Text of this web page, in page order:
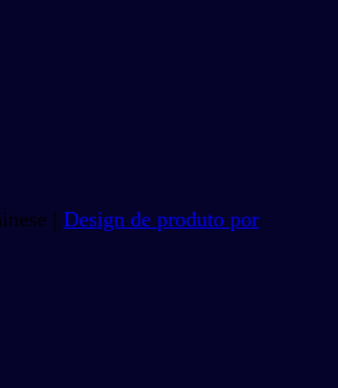
| Design de produto por